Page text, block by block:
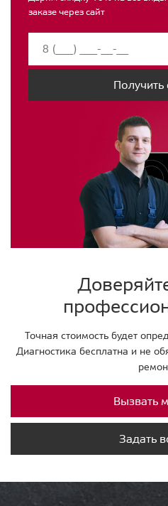
заказе через сайт
Получить
Точная стоимость будет
Диагностика бесплатна и не
Вызвать
Задать